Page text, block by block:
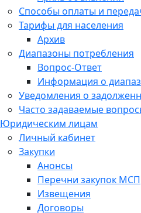
Способы оплаты и
Тарифы для населения
Архив
Диапазоны потребления
Вопрос-Ответ
Информация о
Уведомления о
Часто задаваемые
Юридическим лицам
Личный кабинет
Закупки
Анонсы
Перечни закупок МСП
Извещения
Договоры